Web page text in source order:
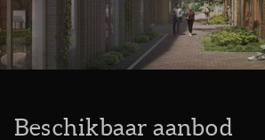
Beschikbaar aanbod